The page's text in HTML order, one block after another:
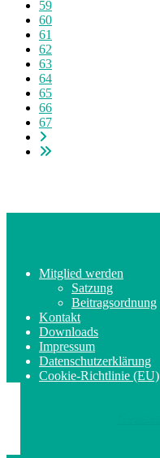
59
60
61
62
63
64
65
66
67
Mitglied werden
Satzung
Beitragsordnung
Kontakt
Downloads
Impressum
Datenschutzerklärung
Cookie-Richtlinie (EU)